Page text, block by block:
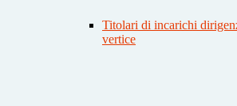
Titolari di incarichi
vertice